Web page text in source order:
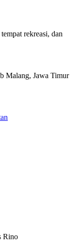
rekreasi, dan
Malang, Jawa Timur
Rino